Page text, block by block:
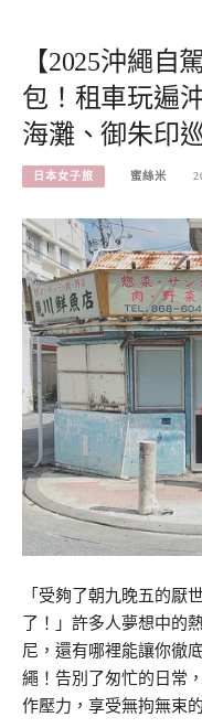
【2025沖繩自
包！租車玩遍
海灘、御朱印
日本女子旅 蜜絲米
「受夠了朝九晚五的厭
了！」許多人夢想中的
尼，還有哪裡能讓你徹
繩！告別了匆忙的日常
作壓力，享受無拘無束